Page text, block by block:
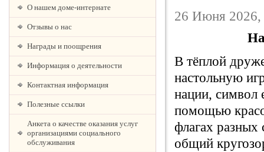
О нашем доме-интернате
Отзывы о нас
Награды и поощрения
Информация о деятельности
Контактная информация
Полезные ссылки
Анкета о качестве оказания услуг
организациями социального
обслуживания
26 Июня 2026,
В тёплой
настольную
нации, символ
помощью
флагах разных
общий